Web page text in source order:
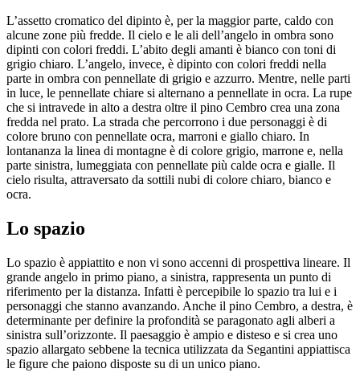
L’assetto cromatico del dipinto è, per la maggior parte, caldo con
alcune zone più fredde. Il cielo e le ali dell’angelo in ombra sono
dipinti con colori freddi. L’abito degli amanti è bianco con toni di
grigio chiaro. L’angelo, invece, è dipinto con colori freddi nella
parte in ombra con pennellate di grigio e azzurro. Mentre, nelle parti
in luce, le pennellate chiare si alternano a pennellate in ocra. La rupe
che si intravede in alto a destra oltre il pino Cembro crea una zona
fredda nel prato. La strada che percorrono i due personaggi è di
colore bruno con pennellate ocra, marroni e giallo chiaro. In
lontananza la linea di montagne è di colore grigio, marrone e, nella
parte sinistra, lumeggiata con pennellate più calde ocra e gialle. Il
cielo risulta, attraversato da sottili nubi di colore chiaro, bianco e
ocra.
Lo spazio
Lo spazio è appiattito e non vi sono accenni di prospettiva lineare. Il
grande angelo in primo piano, a sinistra, rappresenta un punto di
riferimento per la distanza. Infatti è percepibile lo spazio tra lui e i
personaggi che stanno avanzando. Anche il pino Cembro, a destra, è
determinante per definire la profondità se paragonato agli alberi a
sinistra sull’orizzonte. Il paesaggio è ampio e disteso e si crea uno
spazio allargato sebbene la tecnica utilizzata da Segantini appiattisca
le figure che paiono disposte su di un unico piano.